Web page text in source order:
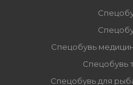
Спецобувь
Спецобувь
Спецобувь для